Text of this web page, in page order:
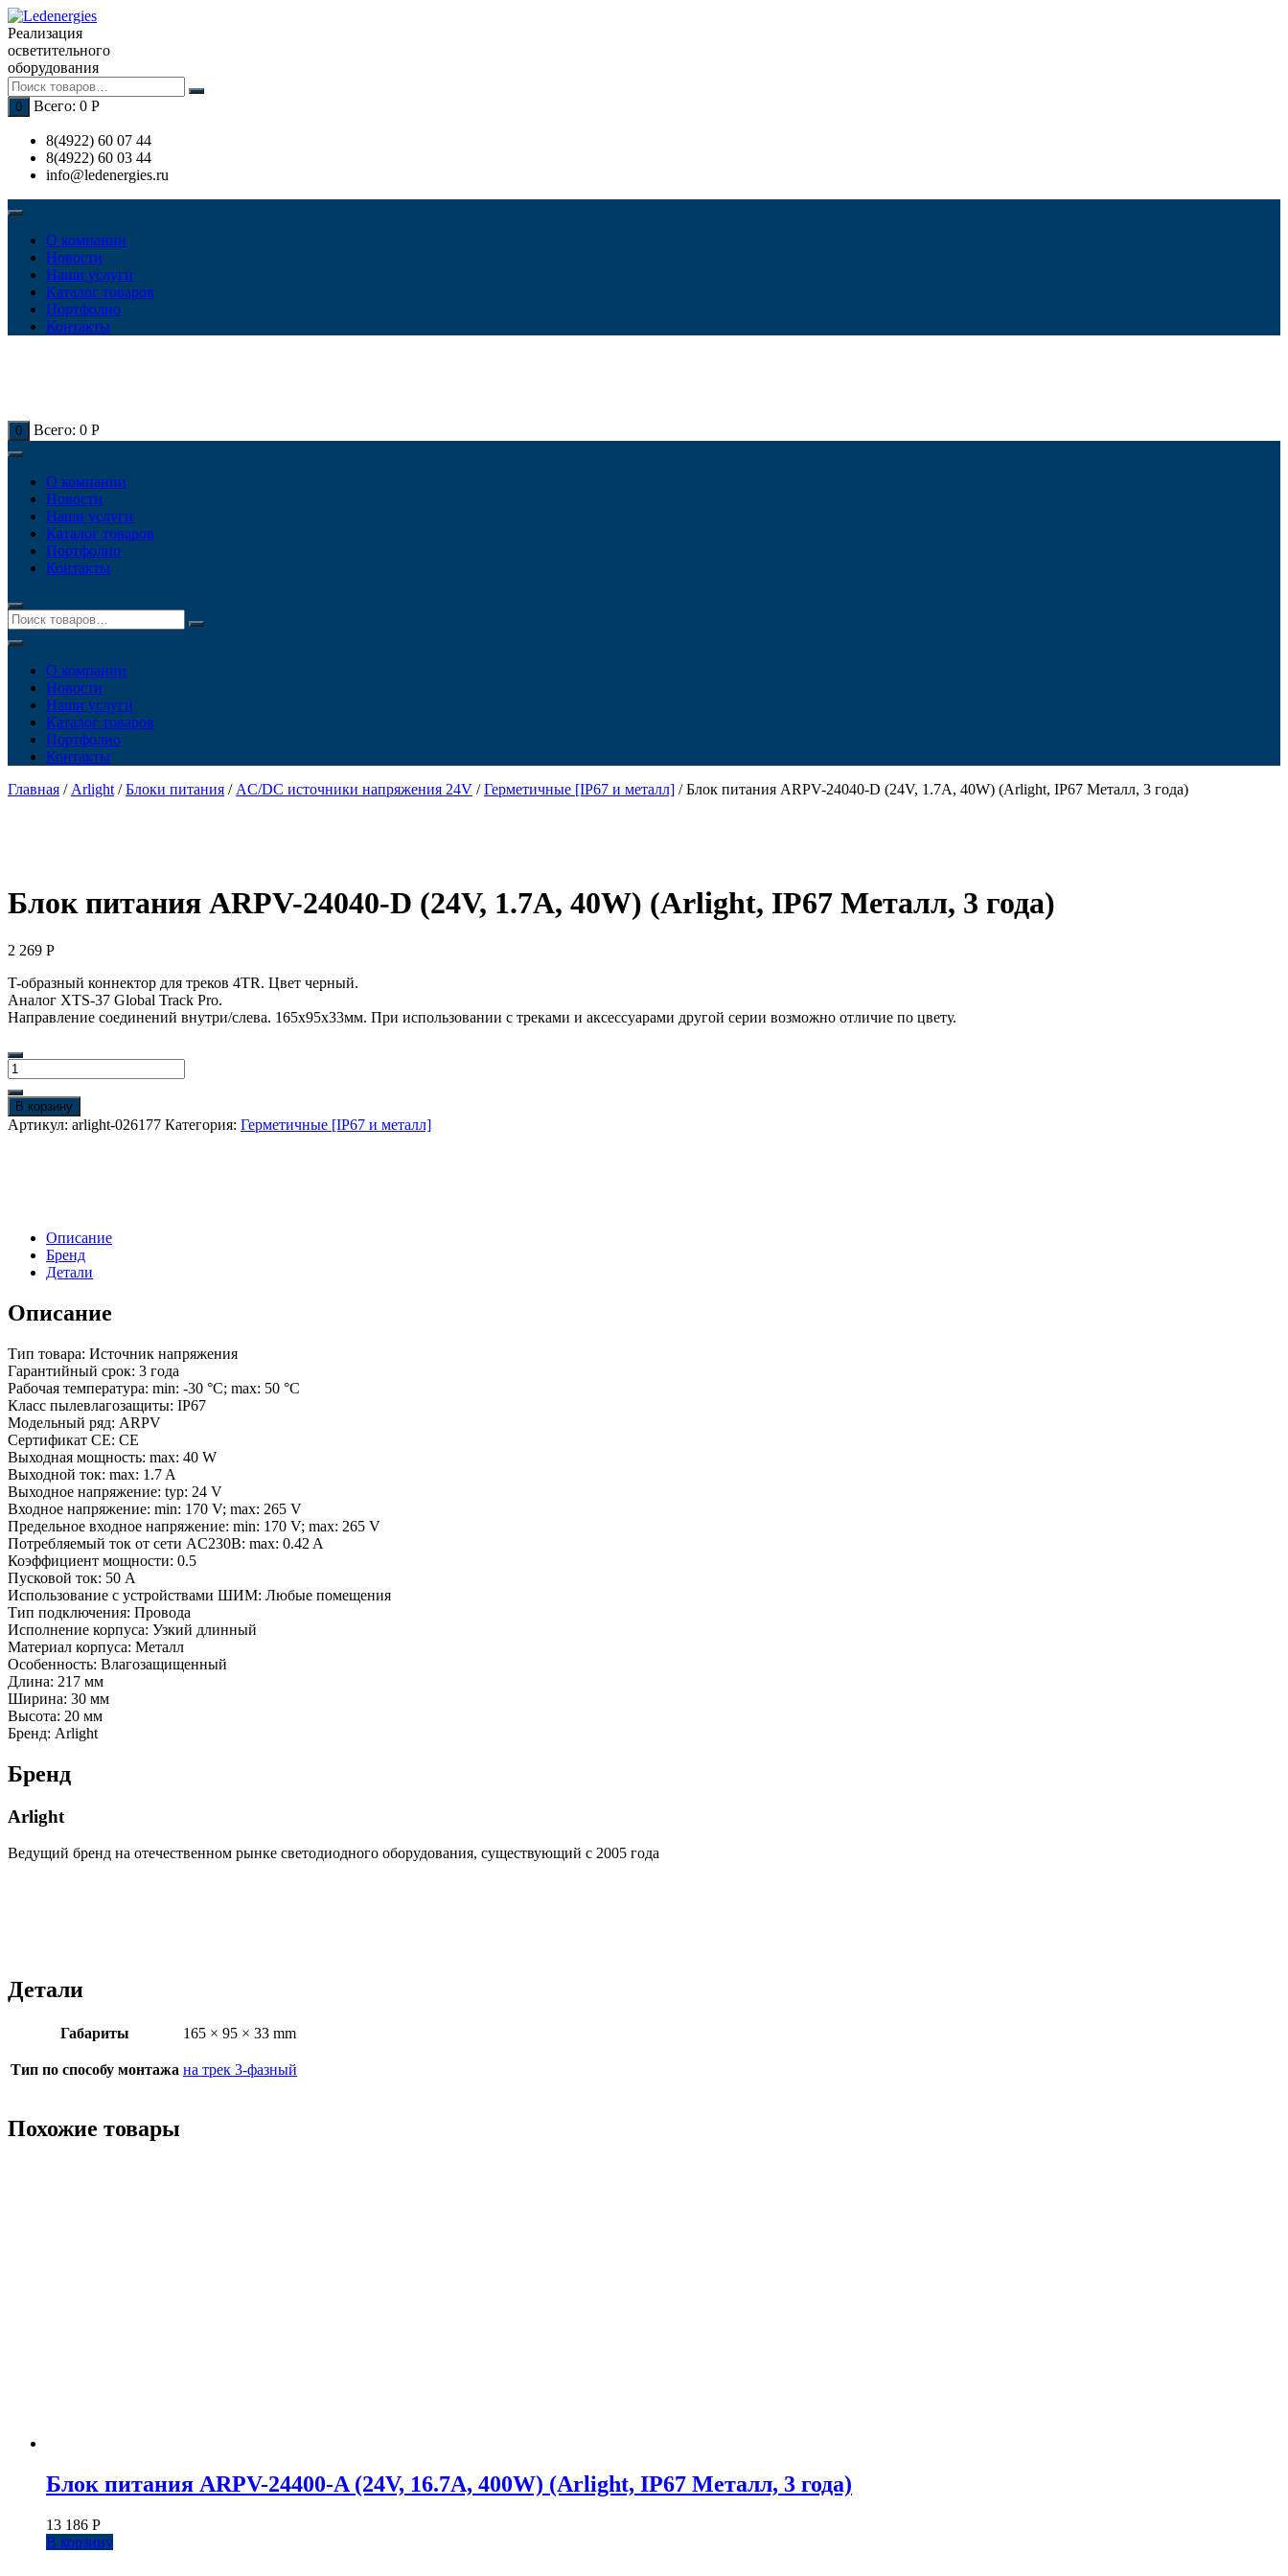
Перейти
к
содержимому
Реализация
осветительного
оборудования
0 Всего: 0 Р
8(4922) 60 07 44
8(4922) 60 03 44
info@ledenergies.ru
О компании
Новости
Наши услуги
Каталог товаров
Портфолио
Контакты
0 Всего: 0 Р
О компании
Новости
Наши услуги
Каталог товаров
Портфолио
Контакты
О компании
Новости
Наши услуги
Каталог товаров
Портфолио
Контакты
Главная / Arlight /Блоки питания / AC/DC источники напряжения 24V /Герметичные [IP67 и металл] / Блок питания ARPV-24040-D (24V, 1.7A, 40W) (Arlight, IP67 Металл, 3 года)
Блок питания ARPV-24040-D (24V, 1.7A, 40W) (Arlight, IP67 Металл, 3 года)
2 269 Р
T-образный коннектор для треков 4TR. Цвет черный.
Аналог XTS-37 Global Track Pro.
Направление соединений внутри/слева. 165х95х33мм. При использовании с треками и аксессуарами другой серии возможно отличие по цвету.
Количество
товара
Блок
питания
ARPV-
(Arlight,
IP67
Металл,
года)
В корзину
Артикул: arlight-026177 Категория: Герметичные [IP67 и металл]
Описание
Бренд
Детали
Описание
Тип товара: Источник напряжения
Гарантийный срок: 3 года
Рабочая температура: min: -30 °C; max: 50 °C
Класс пылевлагозащиты: IP67
Модельный ряд: ARPV
Сертификат CE: СЕ
Выходная мощность: max: 40 W
Выходной ток: max: 1.7 A
Выходное напряжение: typ: 24 V
Входное напряжение: min: 170 V; max: 265 V
Предельное входное напряжение: min: 170 V; max: 265 V
Потребляемый ток от сети AC230В: max: 0.42 A
Коэффициент мощности: 0.5
Пусковой ток: 50 A
Использование с устройствами ШИМ: Любые помещения
Тип подключения: Провода
Исполнение корпуса: Узкий длинный
Материал корпуса: Металл
Особенность: Влагозащищенный
Длина: 217 мм
Ширина: 30 мм
Высота: 20 мм
Бренд: Arlight
Бренд
Arlight
Ведущий бренд на отечественном рынке светодиодного оборудования, существующий с 2005 года
Детали
Габариты 165 × 95 × 33 mm
Тип по способу монтажа на трек 3-фазный
Похожие товары
Блок питания ARPV-24400-A (24V, 16.7A, 400W) (Arlight, IP67 Металл, 3 года)
13 186 Р
В корзину